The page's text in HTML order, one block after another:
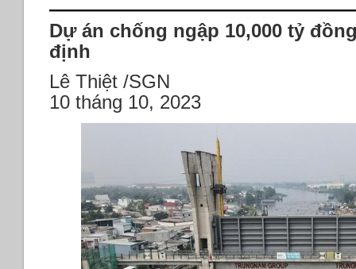
Dự án chống ngập 10,000 tỷ
định
Lê Thiệt /SGN
10 tháng 10, 2023